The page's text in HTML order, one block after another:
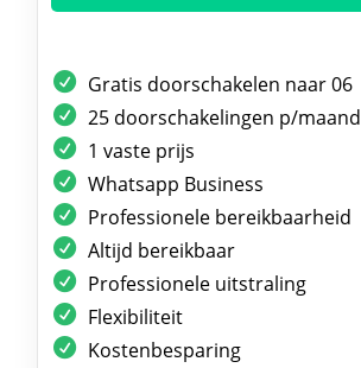
Gratis doorschakelen naar 06
25 doorschakelingen p/maand
1 vaste prijs
Whatsapp Business
Professionele bereikbaarheid
Altijd bereikbaar
Professionele uitstraling
Flexibiliteit
Kostenbesparing